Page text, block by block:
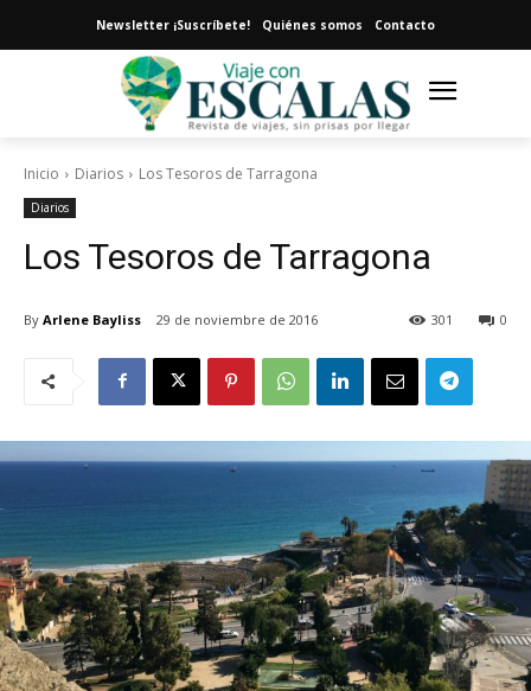
Newsletter ¡Suscríbete! Quiénes somos Contacto
Inicio Diarios Los Tesoros de Tarragona
Diarios
Los Tesoros de Tarragona
By Arlene Bayliss 29 de noviembre de 2016 0
301